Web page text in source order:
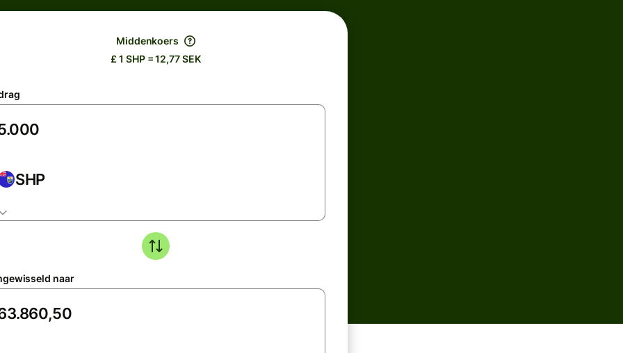
Middenkoers
£ 1 SHP = 12,77 SEK
SHP
naar